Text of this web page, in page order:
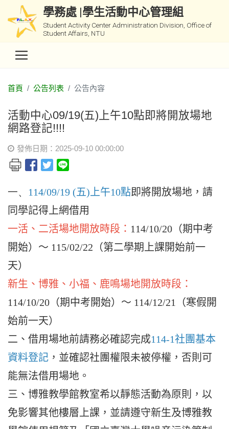
學務處 |學生活動中心管理組
Student Activity Center Administration Division, Office of
Student Affairs, NTU
首頁 公告列表 公告內容
活動中心09/19(五)上午10點即將開放場地
網路登記!!!!
發佈日期：2025-09-10 00:00:00
一、 114/09/19 (五)上午10點即將開放場地，請
同學記得上網借用
一活、二活場地開放時段： 114/10/20（期中考
開始）～ 115/02/22（第二學期上課開始前一
天）
新生、博雅、小福、鹿鳴場地開放時段：
114/10/20（期中考開始）～ 114/12/21（寒假開
始前一天）
二、借用場地前請務必確認完成114-1社團基本
資料登記 ，並確認社團權限未被停權，否則可
能無法借用場地。
三、博雅教學館教室希以靜態活動為原則，以
免影響其他樓層上課，並請遵守新生及博雅教